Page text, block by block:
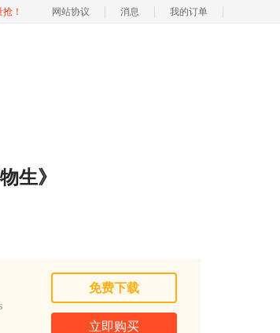
！ 网站协议 消息 我的订单
生》
免费下载
立即购买